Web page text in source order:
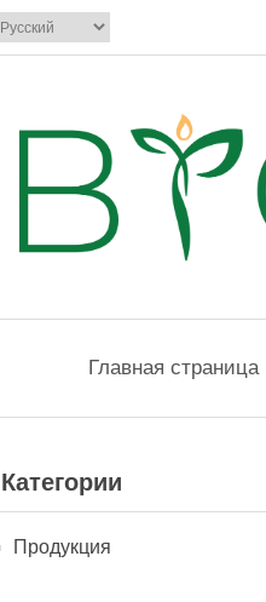
Главная страница
Категории
Продукция